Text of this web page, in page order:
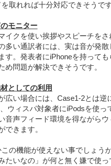
取れれば十分対応できそうです
モニター
イクを使い挨拶やスピーチを
多い通訳者には、実は音が発
す。発表者にiPhoneを持って
め問題が解決できそうです。
としての利用
広い場合には、Case1-2とは逆
ウィスパ対象者にiPodsを使っ
音声フィード環境を得ながら
できます。
の機能が使えない事でしょう
たいなの」が何と無く嫌で使っ